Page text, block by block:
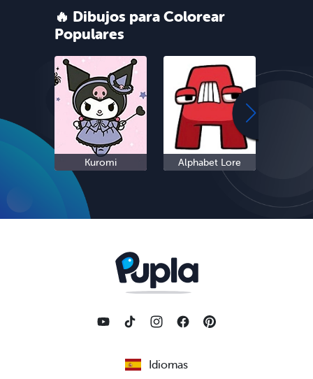
🔥 Dibujos para Colorear
Populares
Kuromi Alphabet Lore
Idiomas